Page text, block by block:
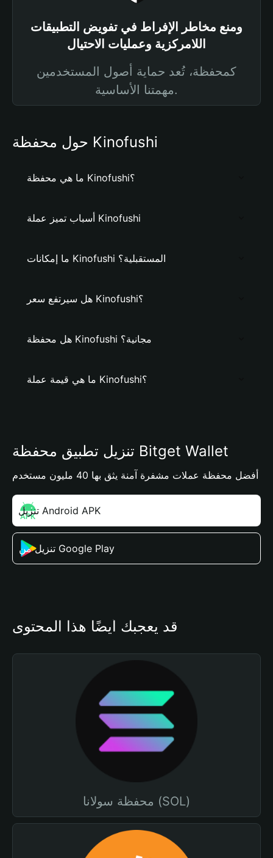
ومنع مخاطر الإفراط في تفويض التطبيقات
اللامركزية وعمليات الاحتيال
كمحفظة، تُعد حماية أصول المستخدمين
مهمتنا الأساسية.
حول محفظة Kinofushi
ما هي محفظة Kinofushi؟
أسباب تميز عملة Kinofushi
ما إمكانات Kinofushi المستقبلية؟
هل سيرتفع سعر Kinofushi؟
هل محفظة Kinofushi مجانية؟
ما هي قيمة عملة Kinofushi؟
تنزيل تطبيق محفظة Bitget Wallet
أفضل محفظة عملات مشفرة آمنة يثق بها 40 مليون مستخدم
تنزيل Android APK
تنزيل من Google Play
قد يعجبك أيضًا هذا المحتوى
محفظة سولانا (SOL)